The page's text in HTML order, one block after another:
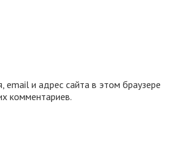
email и адрес сайта в этом браузере
комментариев.